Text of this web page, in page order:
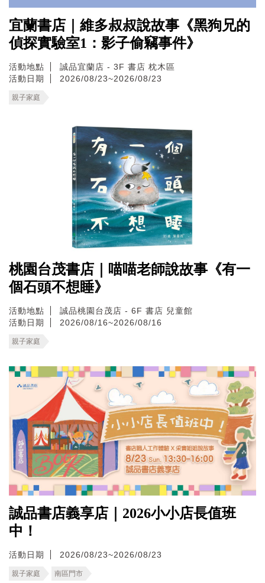
宜蘭書店｜維多叔叔說故事《黑狗兄的
偵探實驗室1：影子偷竊事件》
活動地點
誠品宜蘭店 - 3F 書店 枕木區
活動日期
2026/08/23~2026/08/23
親子家庭
桃園台茂書店｜喵喵老師說故事《有一
個石頭不想睡》
活動地點
誠品桃園台茂店 - 6F 書店 兒童館
活動日期
2026/08/16~2026/08/16
親子家庭
誠品書店義享店｜2026小小店長值班
中！
活動日期 2026/08/23~2026/08/23
親子家庭 南區門市